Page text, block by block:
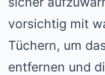
vorsichtig mit
Tüchern, um
entfernen und